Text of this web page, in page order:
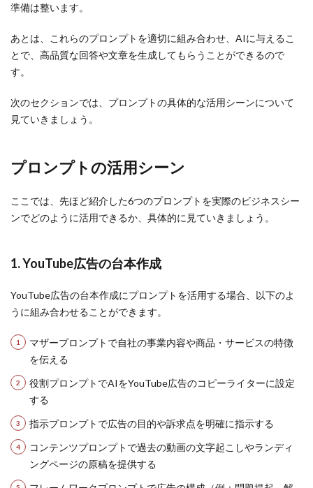
準備は整います。
あとは、これらのプロンプトを適切に組み合わせ、AIに与えるこ
とで、高品質な回答や文章を生成してもらうことができるので
す。
次のセクションでは、プロンプトの具体的な活用シーンについて
見ていきましょう。
プロンプトの活用シーン
ここでは、先ほど紹介した6つのプロンプトを実際のビジネスシー
ンでどのように活用できるか、具体的に見ていきましょう。
1. YouTube広告の台本作成
YouTube広告の台本作成にプロンプトを活用する場合、以下のよ
うに組み合わせることができます。
マザープロンプトで自社の事業内容や商品・サービスの特徴
を伝える
役割プロンプトでAIをYouTube広告のコピーライターに設定
する
指示プロンプトで広告の目的や訴求点を明確に指示する
コンテンツプロンプトで過去の動画の文字起こしやランディ
ングページの原稿を提供する